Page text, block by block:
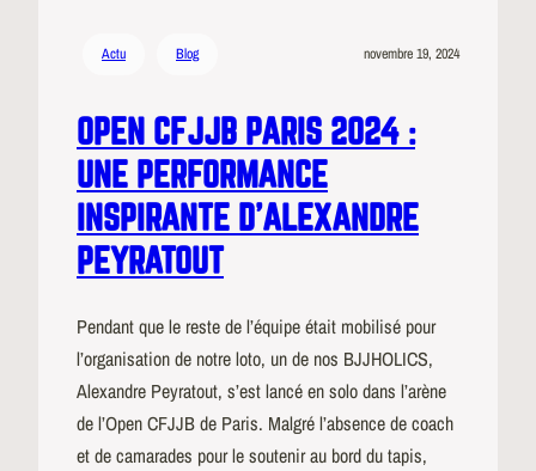
Actu Blog novembre 19, 2024
OPEN CFJJB PARIS 2024 :
UNE PERFORMANCE
INSPIRANTE D’ALEXANDRE
PEYRATOUT
Pendant que le reste de l’équipe était mobilisé pour
l’organisation de notre loto, un de nos BJJHOLICS,
Alexandre Peyratout, s’est lancé en solo dans l’arène
de l’Open CFJJB de Paris. Malgré l’absence de coach
et de camarades pour le soutenir au bord du tapis,